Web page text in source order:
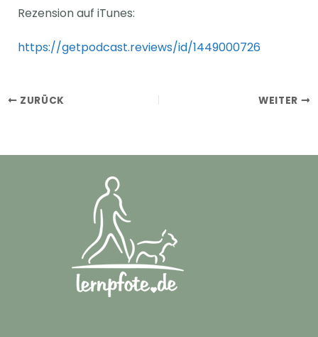
Rezension auf iTunes:
https://getpodcast.reviews/id/1449000726
ZURÜCK WEITER